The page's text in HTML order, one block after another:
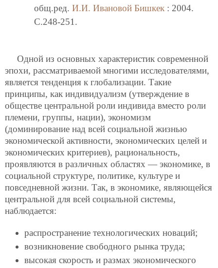
общ.ред. И.И. Ивановой Бишкек : 2004.
C.248-251.
Одной из основных характеристик современной
эпохи, рассматриваемой многими исследователями,
является тенденция к глобализации. Такие
принципы, как индивидуализм (утверждение в
обществе центральной роли индивида вместо роли
племени, группы, нации), экономизм
(доминирование над всей социальной жизнью
экономической активности, экономических целей и
экономических критериев), рациональность,
проявляются в различных областях — экономике, в
социальной структуре, политике, культуре и
повседневной жизни. Так, в экономике, являющейся
центральной для всей социальной системы,
наблюдается:
распространение технологических новаций;
возникновение свободного рынка труда;
высокая скорость и размах экономического